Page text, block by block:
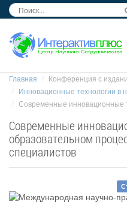
Главная
Конференция с
Инновационные технологии в
Современные инновационные
Современные
образовательном
специалистов